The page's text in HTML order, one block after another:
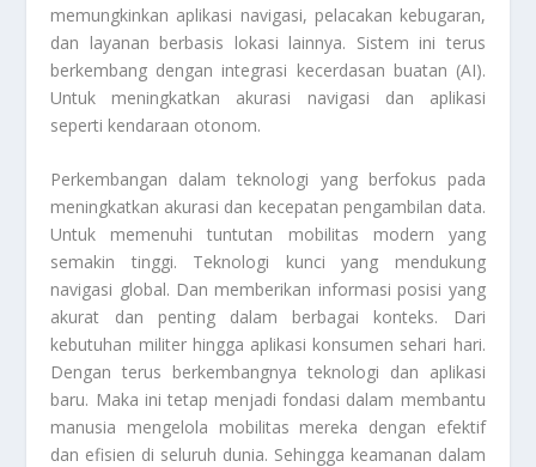
memungkinkan aplikasi navigasi, pelacakan kebugaran,
dan layanan berbasis lokasi lainnya. Sistem ini terus
berkembang dengan integrasi kecerdasan buatan (AI).
Untuk meningkatkan akurasi navigasi dan aplikasi
seperti kendaraan otonom.
Perkembangan dalam teknologi yang berfokus pada
meningkatkan akurasi dan kecepatan pengambilan data.
Untuk memenuhi tuntutan mobilitas modern yang
semakin tinggi. Teknologi kunci yang mendukung
navigasi global. Dan memberikan informasi posisi yang
akurat dan penting dalam berbagai konteks. Dari
kebutuhan militer hingga aplikasi konsumen sehari hari.
Dengan terus berkembangnya teknologi dan aplikasi
baru. Maka ini tetap menjadi fondasi dalam membantu
manusia mengelola mobilitas mereka dengan efektif
dan efisien di seluruh dunia. Sehingga keamanan dalam